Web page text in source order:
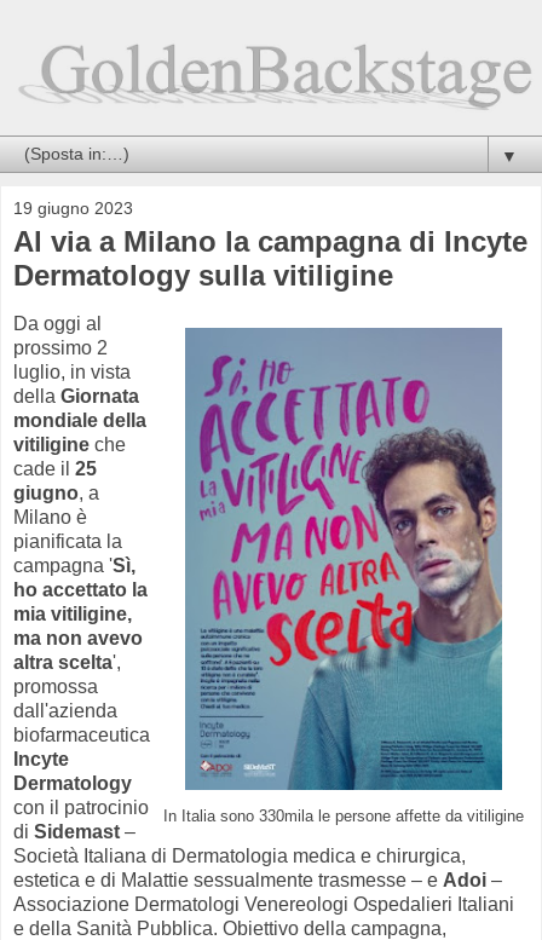
▼
19 giugno 2023
Al via a Milano la campagna di Incyte
Dermatology sulla vitiligine
In Italia sono 330mila le persone affette da vitiligine
Da oggi al
prossimo 2
luglio, in vista
della Giornata
mondiale della
vitiligine che
cade il 25
giugno, a
Milano è
pianificata la
campagna 'Sì,
ho accettato la
mia vitiligine,
ma non avevo
altra scelta',
promossa
dall'azienda
biofarmaceutica
Incyte
Dermatology
con il patrocinio
di Sidemast –
Società Italiana di Dermatologia medica e chirurgica,
estetica e di Malattie sessualmente trasmesse – e Adoi –
Associazione Dermatologi Venereologi Ospedalieri Italiani
e della Sanità Pubblica. Obiettivo della campagna,